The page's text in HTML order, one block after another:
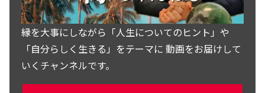
縁を大事にしながら「人生についてのヒント」や
「自分らしく生きる」をテーマに 動画をお届けして
いくチャンネルです。